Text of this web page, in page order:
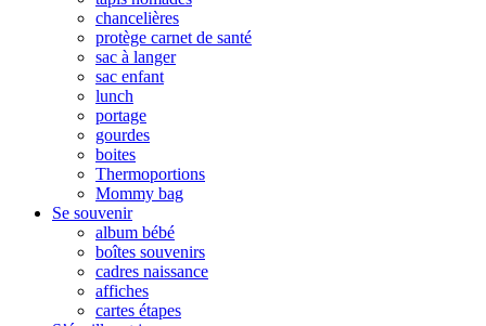
chancelières
protège carnet de santé
sac à langer
sac enfant
lunch
portage
gourdes
boites
Thermoportions
Mommy bag
Se souvenir
album bébé
boîtes souvenirs
cadres naissance
affiches
cartes étapes